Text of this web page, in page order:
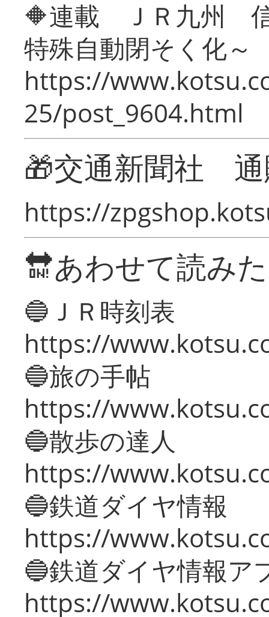
🔶連載 ＪＲ九州 信
特殊自動閉そく化～
https://
25/post_9604.html
🎁交通新聞社
https://
🔛あわせて読み
🔵ＪＲ時刻表
https://
🔵旅の手帖
https://
🔵散歩の達人
https://
🔵鉄道ダイヤ情報
https://
🔵鉄道ダイヤ情報ア
https://